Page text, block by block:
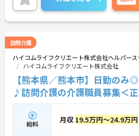
を築きたい方、ぜひご応募ください。20代
まで、幅広い年代の方が活躍できる職場で
味のある方は詳細等をお伝えしますので、
訪問介護
ハイコムライフクリエート株式会社ヘルパー
ハイコムライフクリエート株式会社
【熊本県／熊本市】日勤のみ
♪訪問介護の介護職員募集＜
給料 月収 19.5万円～24.9万円